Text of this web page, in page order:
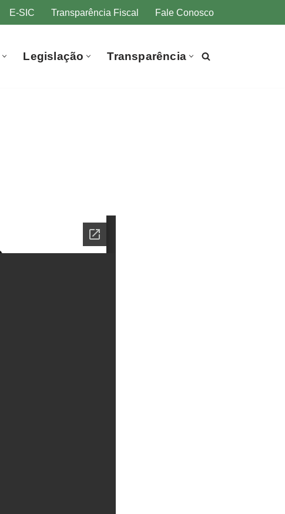
E-SIC Transparência Fiscal Fale Conosco
Legislação Transparência